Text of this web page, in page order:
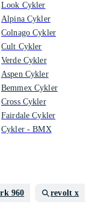
Look Cykler
Alpina Cykler
Colnago Cykler
Cult Cykler
Verde Cykler
Aspen Cykler
Bemmex Cykler
Cross Cykler
Fairdale Cykler
Cykler - BMX
960 revolt x